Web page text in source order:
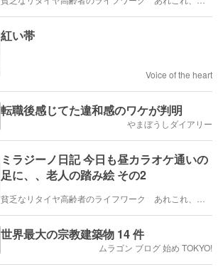
紅い帯
Voice of the heart
転職後感じてた違和感のワケが判明
やまぼうしダイアリー
ミラジーノ日記 今日も昼カラオケ通いの
足に、、老人の踏み絵 その2
世界最大の宗教建築物 14 件
ムラゴン ブログ 始め TOKYO!